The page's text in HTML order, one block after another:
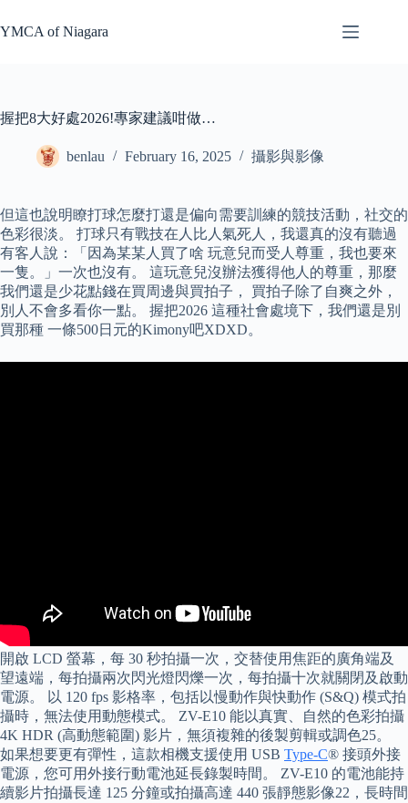
to
content
YMCA of Niagara
握把8大好處2026!專家建議咁做…
benlau February 16, 2025 攝影與影像
但這也說明瞭打球怎麼打還是偏向需要訓練的競技活動，社交的
色彩很淡。 打球只有戰技在人比人氣死人，我還真的沒有聽過
有客人說：「因為某某人買了啥 玩意兒而受人尊重，我也要來
一隻。」一次也沒有。 這玩意兒沒辦法獲得他人的尊重，那麼
我們還是少花點錢在買周邊與買拍子， 買拍子除了自爽之外，
別人不會多看你一點。 握把2026 這種社會處境下，我們還是別
買那種 一條500日元的Kimony吧XDXD。
開啟 LCD 螢幕，每 30 秒拍攝一次，交替使用焦距的廣角端及
望遠端，每拍攝兩次閃光燈閃爍一次，每拍攝十次就關閉及啟動
電源。 以 120 fps 影格率，包括以慢動作與快動作 (S&Q) 模式拍
攝時，無法使用動態模式。 ZV-E10 能以真實、自然的色彩拍攝
4K HDR (高動態範圍) 影片，無須複雜的後製剪輯或調色25。
如果想要更有彈性，這款相機支援使用 USB Type-C® 接頭外接
電源，您可用外接行動電池延長錄製時間。 ZV-E10 的電池能持
續影片拍攝長達 125 分鐘或拍攝高達 440 張靜態影像22，長時間